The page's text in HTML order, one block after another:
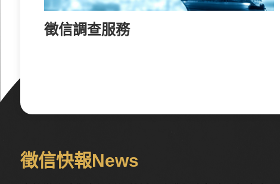
徵信調查服務
徵信快報News
只有吵架能解決問題？婚姻諮商師教您這樣做！
這樣的吵架大多占少數，更常見的吵架原因不外乎期望落空
守護權益！「工會勞保」為您提供全面的福利保障
在現代社會，保障自身的權益和福利變得十分重要！為了確
了全面的福利保障和支持。讓勞工能夠安心工作、追求更好的